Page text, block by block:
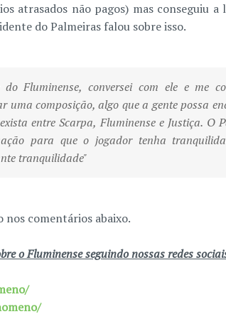
atrasados não pagos) mas conseguiu a
do Palmeiras falou sobre isso.
Fluminense, conversei com ele e me
uma composição, algo que a gente possa
entre Scarpa, Fluminense e Justiça. O
para que o jogador tenha
tranquilidade"
nos comentários abaixo.
o Fluminense seguindo nossas redes